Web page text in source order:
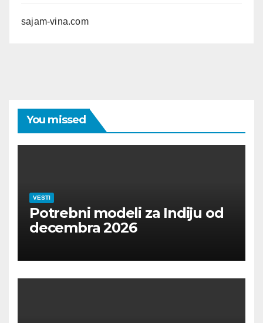
sajam-vina.com
You missed
VESTI
Potrebni modeli za Indiju od
decembra 2026